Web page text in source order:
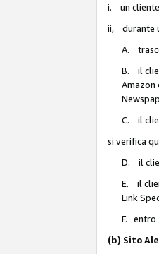
i. un cliente
ii, durante
A.
B. il
Amazon
C. il
si verifica
D. il
E. il
Link
F. entro
(b) Sito